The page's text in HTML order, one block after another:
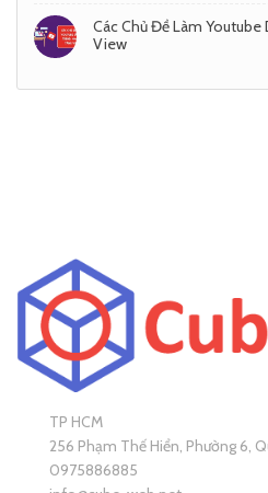
Các Chủ Đề Làm Youtube
View
TP HCM
256 Phạm Thế Hiển, Phường 6,
0975886885